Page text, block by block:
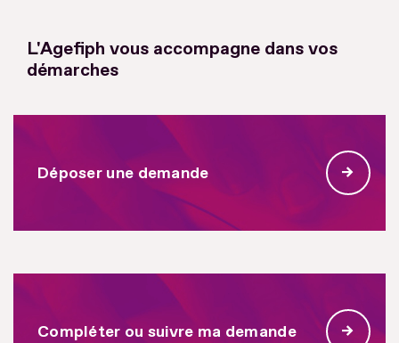
L'Agefiph vous accompagne dans vos
démarches
Déposer une demande
Compléter ou suivre ma demande